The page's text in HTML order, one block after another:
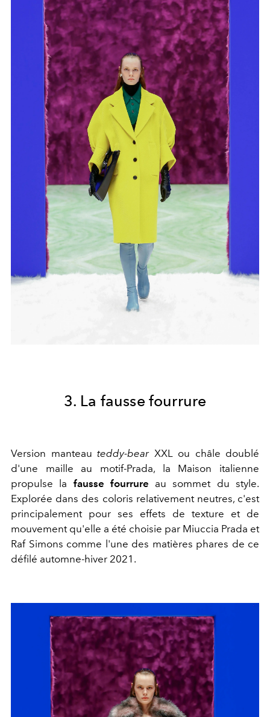
3. La fausse fourrure
Version manteau teddy-bearXXL ou châle doublé
d'une maille au motif-Prada, la Maison italienne
propulse la fausse fourrure au sommet du style.
Explorée dans des coloris relativement neutres, c'est
principalement pour ses effets de texture et de
mouvement qu'elle a été choisie par Miuccia Prada et
Raf Simons comme l'une des matières phares de ce
défilé automne-hiver 2021.